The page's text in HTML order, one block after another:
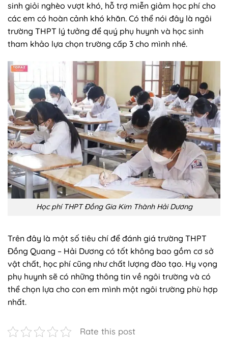
sinh giỏi nghèo vượt khó, hỗ trợ miễn giảm học phí cho
các em có hoàn cảnh khó khăn. Có thể nói đây là ngôi
trường THPT lý tưởng để quý phụ huynh và học sinh
tham khảo lựa chọn trường cấp 3 cho mình nhé.
Học phí THPT Đồng Gia Kim Thành Hải Dương
Trên đây là một số tiêu chí để đánh giá trường THPT
Đồng Quang – Hải Dương có tốt không bao gồm cơ sở
vật chất, học phí cũng như chất lượng đào tạo. Hy vọng
phụ huynh sẽ có những thông tin về ngôi trường và có
thể chọn lựa cho con em mình một ngôi trường phù hợp
nhất.
Rate this post